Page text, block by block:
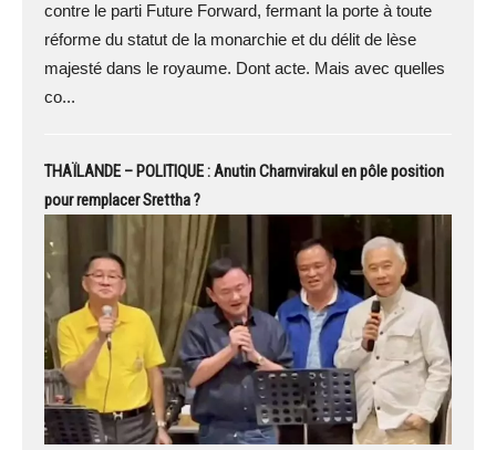
contre le parti Future Forward, fermant la porte à toute
réforme du statut de la monarchie et du délit de lèse
majesté dans le royaume. Dont acte. Mais avec quelles
co...
THAÏLANDE – POLITIQUE : Anutin Charnvirakul en pôle position
pour remplacer Srettha ?